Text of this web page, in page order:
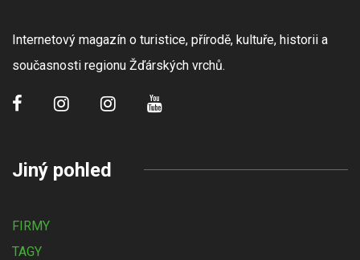
Internetový magazín o turistice, přírodě, kultuře, historii a
současnosti regionu Žďárských vrchů.
Jiný pohled
FIRMY
TAGY